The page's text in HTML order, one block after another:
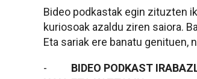
Bideo podkastak egin zituzten
kuriosoak azaldu ziren saiora.
Eta sariak ere banatu
- BIDEO PODKAST